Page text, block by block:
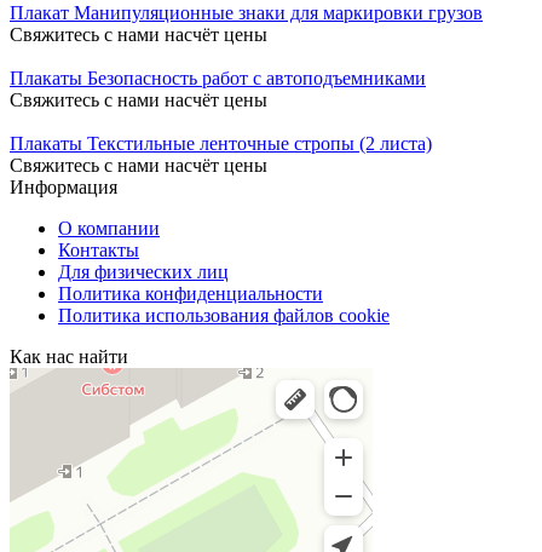
Плакат Манипуляционные знаки для маркировки грузов
Свяжитесь с нами насчёт цены
Плакаты Безопасность работ с автоподъемниками
Свяжитесь с нами насчёт цены
Плакаты Текстильные ленточные стропы (2 листа)
Свяжитесь с нами насчёт цены
Информация
О компании
Контакты
Для физических лиц
Политика конфиденциальности
Политика использования файлов cookie
Как нас найти